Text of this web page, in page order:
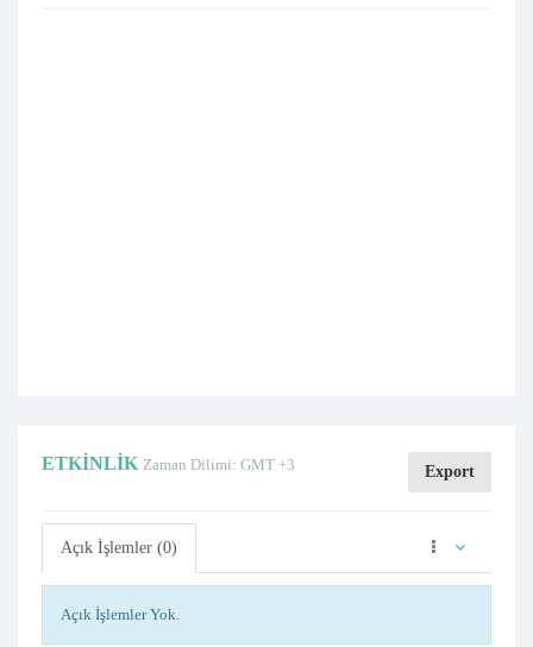
ETKINLIK Zaman Dilimi: GMT +3 Export
Açık İşlemler (0)
Açık İşlemler Yok.